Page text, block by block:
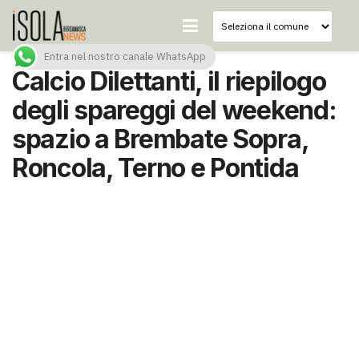
Calcio Dilettanti, il riepilogo
degli spareggi del weekend:
spazio a Brembate Sopra,
Roncola, Terno e Pontida
Entra nel nostro canale WhatsApp